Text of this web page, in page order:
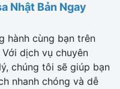
Nhật Bản Ngay
hành cùng bạn trên
dịch vụ chuyên
chúng tôi sẽ giúp bạn
nhanh chóng và dễ